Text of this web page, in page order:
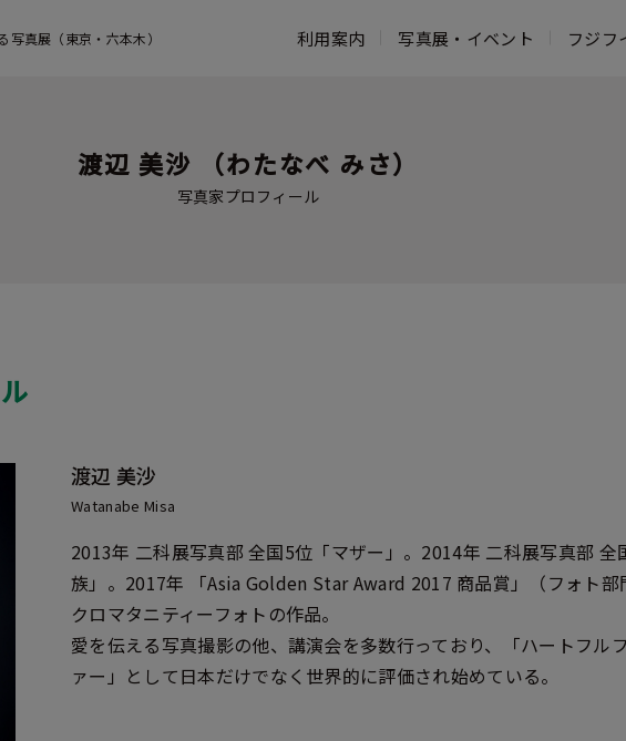
真展（東京・六本木） 利用案内 写真展・イベント フジフ
写真家プロフィール
活動渡辺 美沙 （わたなべ みさ）
写真家プロフィール
渡辺 美沙
Watanabe Misa
2013年 二科展写真部 全国5位「マザー」。2014年 二科展写真部 全
族」。2017年 「Asia Golden Star Award 2017 商品賞」（フォト部
クロマタニティーフォトの作品。
愛を伝える写真撮影の他、講演会を多数行っており、「ハートフル
ァー」として日本だけでなく世界的に評価され始めている。